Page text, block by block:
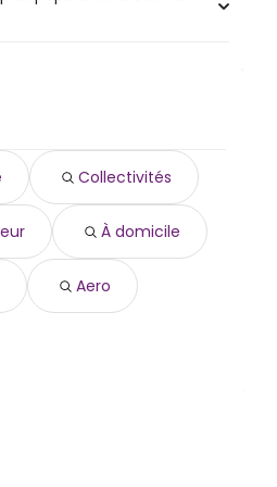
Collectivités
À domicile
Aero